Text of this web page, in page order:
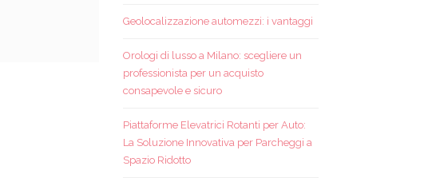
Geolocalizzazione automezzi: i vantaggi
Orologi di lusso a Milano: scegliere un
professionista per un acquisto
consapevole e sicuro
Piattaforme Elevatrici Rotanti per Auto:
La Soluzione Innovativa per Parcheggi a
Spazio Ridotto